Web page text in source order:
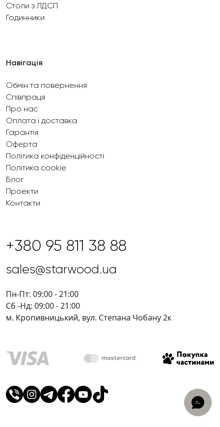
Столи з ЛДСП
Годинники
Навігація
Обмін та повернення
Співпраця
Про нас
Оплата і доставка
Гарантія
Оферта
Політика конфіденційності
Політика cookie
Блог
Проекти
Контакти
+380 95 811 38 88
sales@starwood.ua
Пн-Пт: 09:00 - 21:00
Сб -Нд: 09:00 - 21:00
м. Кропивницький, вул. Степана Чобану 2к